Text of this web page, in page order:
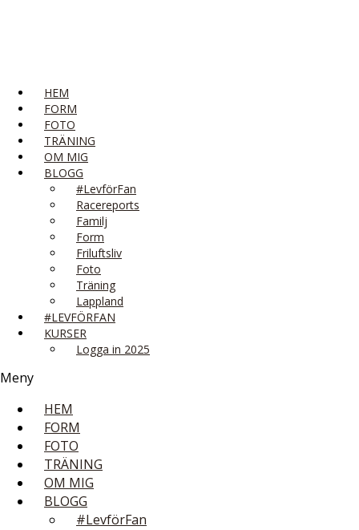
HEM
FORM
FOTO
TRÄNING
OM MIG
BLOGG
#LevförFan
Racereports
Familj
Form
Friluftsliv
Foto
Träning
Lappland
#LEVFÖRFAN
KURSER
Logga in 2025
Meny
HEM
FORM
FOTO
TRÄNING
OM MIG
BLOGG
#LevförFan